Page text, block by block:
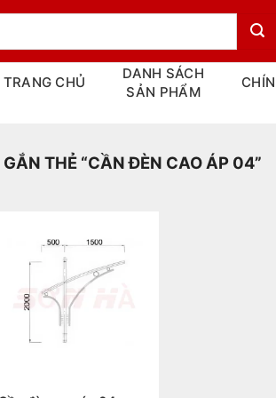
TRANG CHỦ
DANH SÁCH
SẢN PHẨM
THẺ “CẦN ĐÈN CAO ÁP 04”